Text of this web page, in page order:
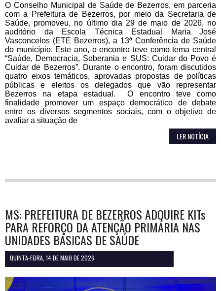
O Conselho Municipal de Saúde de Bezerros, em parceria
com a Prefeitura de Bezerros, por meio da Secretaria de
Saúde, promoveu, no último dia 29 de maio de 2026, no
auditório da Escola Técnica Estadual Maria José
Vasconcelos (ETE Bezerros), a 13ª Conferência de Saúde
do município. Este ano, o encontro teve como tema central
“Saúde, Democracia, Soberania e SUS: Cuidar do Povo é
Cuidar de Bezerros”. Durante o encontro, foram discutidos
quatro eixos temáticos, aprovadas propostas de políticas
públicas e eleitos os delegados que vão representar
Bezerros na etapa estadual. O encontro teve como
finalidade promover um espaço democrático de debate
entre os diversos segmentos sociais, com o objetivo de
avaliar a situação de
LER NOTÍCIA
MS: PREFEITURA DE BEZERROS ADQUIRE KITs
PARA REFORÇO DA ATENÇÃO PRIMÁRIA NAS
UNIDADES BÁSICAS DE SAÚDE
QUINTA-FEIRA, 14 DE MAIO DE 2026